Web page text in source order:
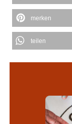
merken
teilen